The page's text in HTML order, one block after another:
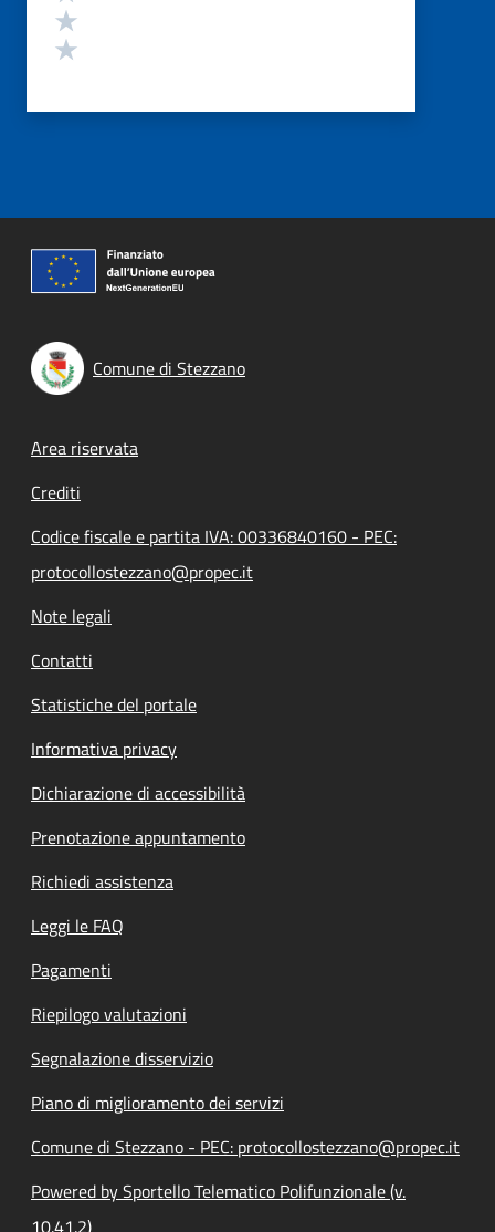
Comune di Stezzano
Footer menu
Area riservata
Crediti
Codice fiscale e partita IVA: 00336840160 - PEC:
protocollostezzano@propec.it
Note legali
Contatti
Statistiche del portale
Informativa privacy
Dichiarazione di accessibilità
Prenotazione appuntamento
Richiedi assistenza
Leggi le FAQ
Pagamenti
Riepilogo valutazioni
Segnalazione disservizio
Piano di miglioramento dei servizi
Comune di Stezzano - PEC: protocollostezzano@propec.it
Powered by Sportello Telematico Polifunzionale (v.
10.41.2)